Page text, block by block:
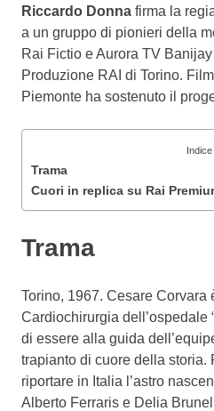
Riccardo Donna firma la
a un gruppo di pionieri della
Rai Fictio e Aurora TV
Produzione RAI di Torino.
Piemonte ha sostenuto il
Indice
Trama
Cuori in replica su Rai
Trama
Torino, 1967. Cesare Corvara
Cardiochirurgia dell’ospedale
di essere alla guida
trapianto di cuore della storia.
riportare in Italia l’astro
Alberto Ferraris e Delia